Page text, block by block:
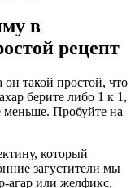
в
рецепт
он такой простой, что
берите либо 1 к 1,
меньше. Пробуйте на
который
загустители мы
агар или желфикс,